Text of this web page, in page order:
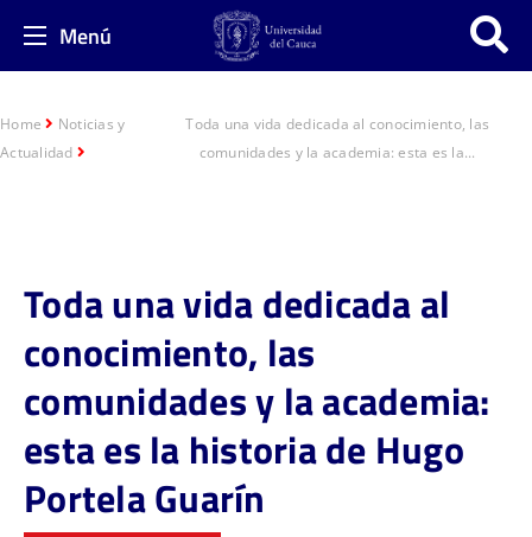
Menú
Home
Noticias y
Actualidad
Toda una vida dedicada al conocimiento, las
comunidades y la academia: esta es la...
Toda una vida dedicada al
conocimiento, las
comunidades y la academia:
esta es la historia de Hugo
Portela Guarín